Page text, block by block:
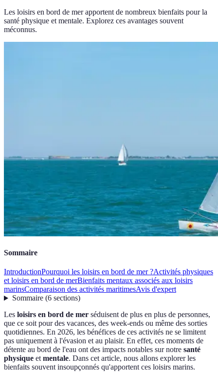
Les loisirs en bord de mer apportent de nombreux bienfaits pour la
santé physique et mentale. Explorez ces avantages souvent
méconnus.
Sommaire
IntroductionPourquoi les loisirs en bord de mer ?Activités physiques
et loisirs en bord de merBienfaits mentaux associés aux loisirs
marinsComparaison des activités maritimesAvis d'expert
Sommaire(6 sections)
Les loisirs en bord de mer séduisent de plus en plus de personnes,
que ce soit pour des vacances, des week-ends ou même des sorties
quotidiennes. En 2026, les bénéfices de ces activités ne se limitent
pas uniquement à l'évasion et au plaisir. En effet, ces moments de
détente au bord de l'eau ont des impacts notables sur notre santé
physique etmentale. Dans cet article, nous allons explorer les
bienfaits souvent insoupçonnés qu'apportent ces loisirs marins.